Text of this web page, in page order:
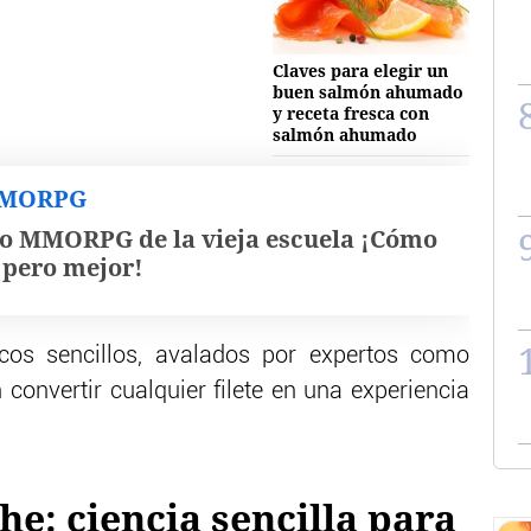
Claves para elegir un
buen salmón ahumado
y receta fresca con
salmón ahumado
MMORPG de la vieja escuela ¡Cómo
mejor!
sencillos, avalados por expertos como
convertir cualquier filete en una experiencia
ciencia sencilla para